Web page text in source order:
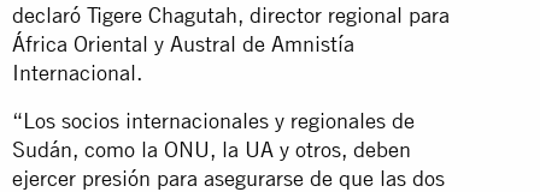
declaró Tigere Chagutah, director regional para
África Oriental y Austral de Amnistía
Internacional.
“Los socios internacionales y regionales de
Sudán, como la ONU, la UA y otros, deben
ejercer presión para asegurarse de que las dos